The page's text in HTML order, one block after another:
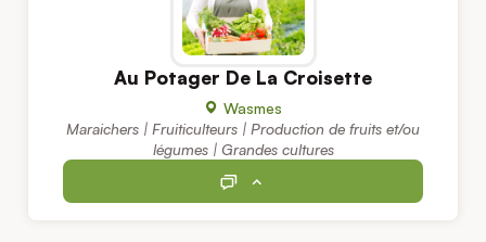
Au Potager De La Croisette
Wasmes
Maraichers | Fruiticulteurs | Production de fruits et/ou
légumes | Grandes cultures